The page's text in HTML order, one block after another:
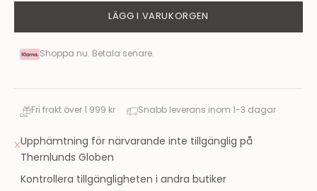
LÄGG I VARUKORGEN
Shoppa nu. Betala senare.
Fri frakt över 1 999 kr Snabb leverans inom 1-3 dagar
Upphämtning för närvarande inte tillgänglig på
Thernlunds Globen
Kontrollera tillgängligheten i andra butiker